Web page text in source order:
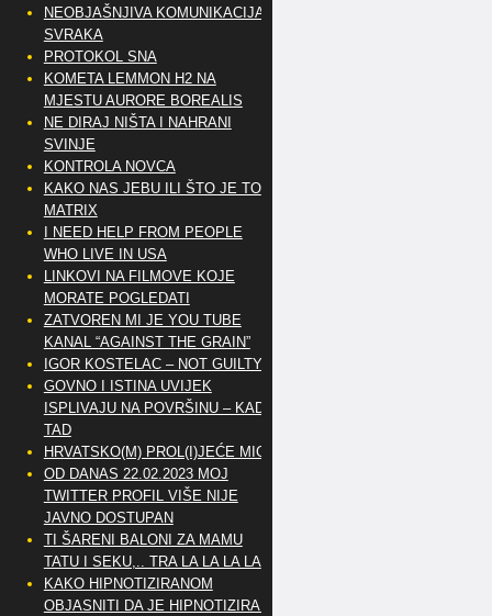
NEOBJAŠNJIVA KOMUNIKACIJA
SVRAKA
PROTOKOL SNA
KOMETA LEMMON H2 NA
MJESTU AURORE BOREALIS
NE DIRAJ NIŠTA I NAHRANI
SVINJE
KONTROLA NOVCA
KAKO NAS JEBU ILI ŠTO JE TO
MATRIX
I NEED HELP FROM PEOPLE
WHO LIVE IN USA
LINKOVI NA FILMOVE KOJE
MORATE POGLEDATI
ZATVOREN MI JE YOU TUBE
KANAL “AGAINST THE GRAIN”
IGOR KOSTELAC – NOT GUILTY
GOVNO I ISTINA UVIJEK
ISPLIVAJU NA POVRŠINU – KAD
TAD
HRVATSKO(M) PROL(I)JEĆE MIG
OD DANAS 22.02.2023 MOJ
TWITTER PROFIL VIŠE NIJE
JAVNO DOSTUPAN
TI ŠARENI BALONI ZA MAMU
TATU I SEKU,.. TRA LA LA LA LA
KAKO HIPNOTIZIRANOM
OBJASNITI DA JE HIPNOTIZIRAN